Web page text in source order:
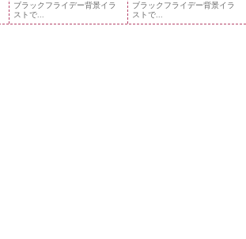
ブラックフライデー背景イラ
ストで...
ブラックフライデー背景イラ
ストで...